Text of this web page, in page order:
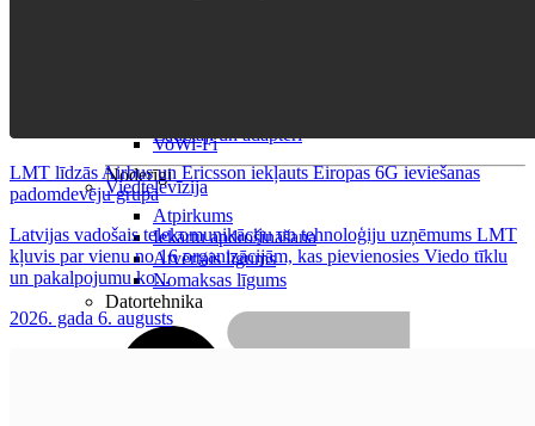
VoWi-Fi
Viedtelevīzija
Lādētāji un adapteri
Noderīgi
Atpirkums
Iekārtu apdrošināšana
Atvērtais līgums
Nomaksas līgums
Datortehnika
LMT līdzās Airbus un Ericsson iekļauts Eiropas 6G ieviešanas
padomdevēju grupā
Latvijas vadošais telekomunikāciju un tehnoloģiju uzņēmums LMT
kļuvis par vienu no 16 organizācijām, kas pievienosies Viedo tīklu
un pakalpojumu ko...
2026. gada 6. augusts